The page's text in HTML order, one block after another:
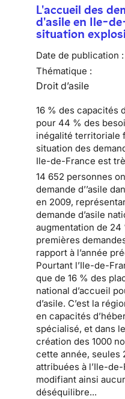
L'accueil des
d'asile en Ile-
situation
Date de publication :
Thématique :
Droit d’asile
16 % des capacités
pour 44 % des
inégalité territoriale
situation des
Ile-de-France est
14 652 personnes
demande d’’asile
en 2009,
demande d’asile
augmentation de 24
premières
rapport à l’année
Pourtant l’Ile-de-
que de 16 % des
national d’accueil
d’asile. C’est la
en capacités
spécialisé, et dans
création des 1000
cette année, seules
attribuées à l’Ile-
modifiant ainsi
déséquilibre...